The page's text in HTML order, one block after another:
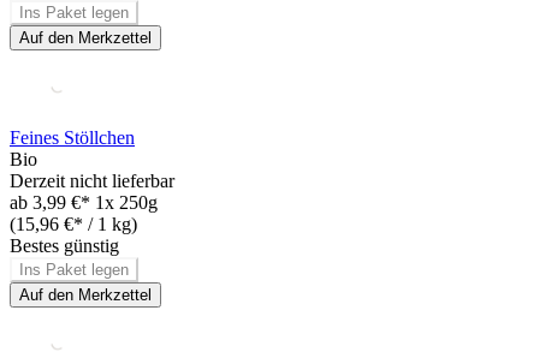
Ins Paket legen
Auf den Merkzettel
Feines Stöllchen
Bio
Derzeit nicht lieferbar
ab 3,99 €* 1x 250g
(15,96 €* / 1 kg)
Bestes günstig
Ins Paket legen
Auf den Merkzettel